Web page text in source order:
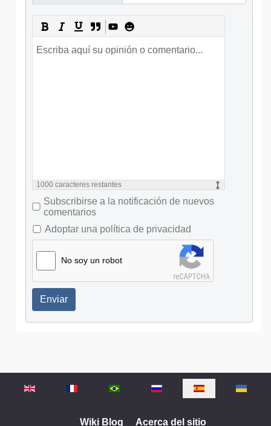
1000 caracteres restantes
Subscribirse a la notificación de nuevos
comentarios
Adoptar una política de privacidad
No soy un robot
Enviar
Seleccione su idioma
Wiki Blog Acerca del sitio